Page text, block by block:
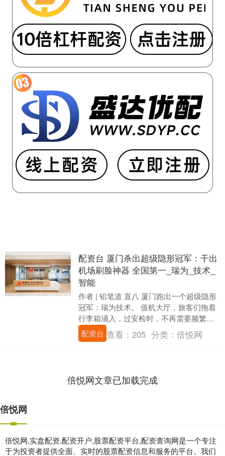
配资台 厦门杀出超级隐形冠军：干出
机场刷脸神器 全国第一_瑞为_技术_
智能
作者 | 铅笔道 直八 厦门跑出一个超级隐形
冠军：瑞为技术。 值机大厅，旅客们拖着
行李箱涌入，过安检时，不再需要频繁掏
出身份证和登机牌。走进毫米波安检通
道，智能....
配资台 查看：205 分类：倍悦网
倍悦网文章已加载完成
倍悦网
倍悦网,实盘配资,配资开户,股票配资平台,配资查询网是一个专注
于为投资者提供全面、实时的股票配资信息和服务的平台。我们